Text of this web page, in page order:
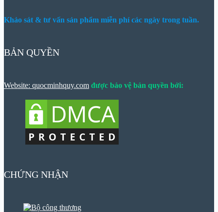
Khảo sát & tư vấn sản phẩm miễn phí các ngày trong tuần.
BẢN QUYỀN
Website: quocminhquy.com được bảo vệ bản quyền bởi:
CHỨNG NHẬN